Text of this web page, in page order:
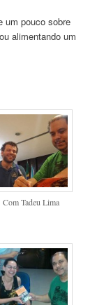
um pouco sobre
alimentando um
Com Tadeu Lima